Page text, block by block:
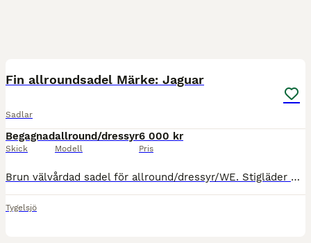
Fin allroundsadel Märke: Jaguar
Sadlar
Begagnad
Skick
allround/dressyr
Modell
6 000 kr
Pris
Brun välvårdad sadel för allround/dressyr/WE. Stigläder och Sprenger stigbyglar ingår. Finns i Tygelsjö/Malmö.
Tygelsjö